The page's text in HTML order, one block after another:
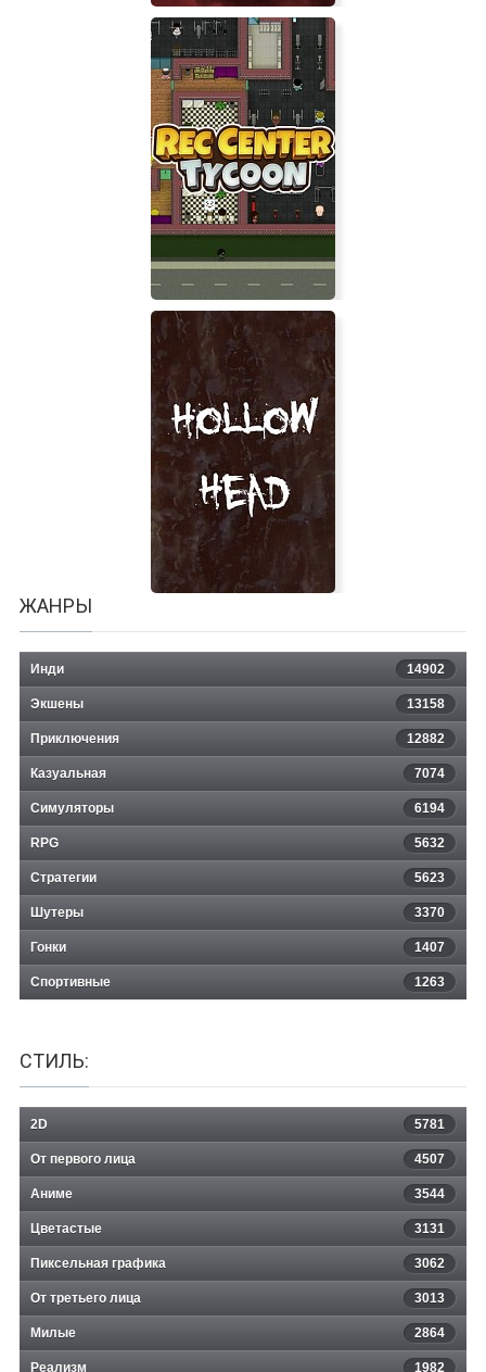
Evil Dead: The Game
Rec Center Tycoon
Hollow Head: Director's Cut
ЖАНРЫ
Инди 14902
Экшены 13158
Приключения 12882
Казуальная 7074
Симуляторы 6194
RPG 5632
Стратегии 5623
Шутеры 3370
Гонки 1407
Спортивные 1263
СТИЛЬ:
2D 5781
От первого лица 4507
Аниме 3544
Цветастые 3131
Пиксельная графика 3062
От третьего лица 3013
Милые 2864
Реализм 1982